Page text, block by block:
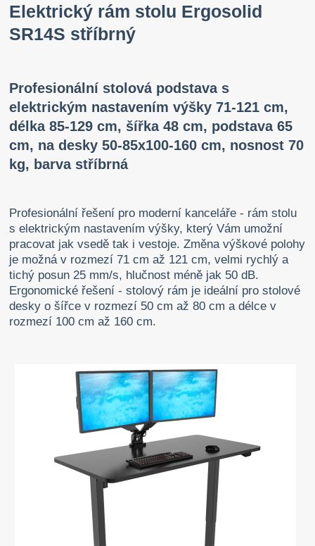
Elektrický rám stolu Ergosolid
SR14S stříbrný
Profesionální stolová podstava s
elektrickým nastavením výšky 71-121 cm,
délka 85-129 cm, šířka 48 cm, podstava 65
cm, na desky 50-85x100-160 cm, nosnost 70
kg, barva stříbrná
Profesionální řešení pro moderní kanceláře - rám stolu
s elektrickým nastavením výšky, který Vám umožní
pracovat jak vsedě tak i vestoje. Změna výškové polohy
je možná v rozmezí 71 cm až 121 cm, velmi rychlý a
tichý posun 25 mm/s, hlučnost méně jak 50 dB.
Ergonomické řešení - stolový rám je ideální pro stolové
desky o šířce v rozmezí 50 cm až 80 cm a délce v
rozmezí 100 cm až 160 cm.